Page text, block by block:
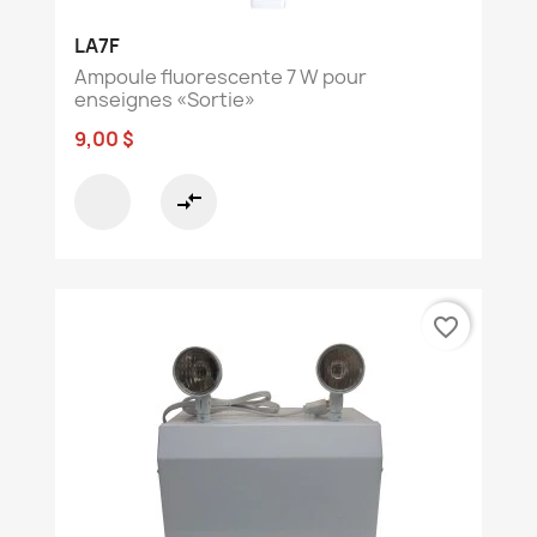
LA7F
Ampoule fluorescente 7 W pour
enseignes «Sortie»
9,00 $
compare_arrows
favorite_border